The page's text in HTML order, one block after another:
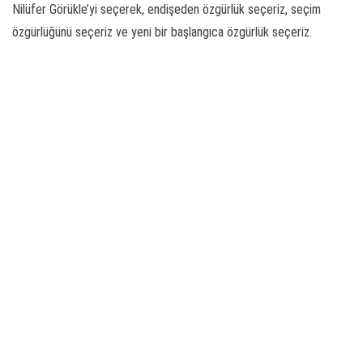
Nilüfer Görükle’yi seçerek, endişeden özgürlük seçeriz, seçim
özgürlüğünü seçeriz ve yeni bir başlangıca özgürlük seçeriz.